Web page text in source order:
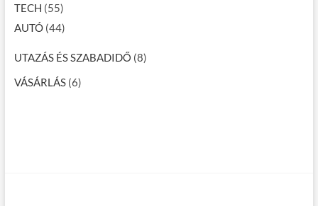
TECH (55)
AUTÓ(44)
UTAZÁS ÉS SZABADIDŐ (8)
VÁSÁRLÁS(6)